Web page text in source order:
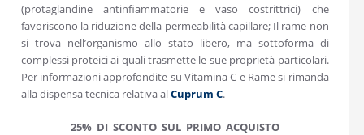
(protaglandine antinfiammatorie e vaso costrittrici) che
favoriscono la riduzione della permeabilità capillare; Il rame non
si trova nell’organismo allo stato libero, ma sottoforma di
complessi proteici ai quali trasmette le sue proprietà particolari.
Per informazioni approfondite su Vitamina C e Rame si rimanda
alla dispensa tecnica relativa alCuprum C.
25% DI SCONTO SUL PRIMO ACQUISTO